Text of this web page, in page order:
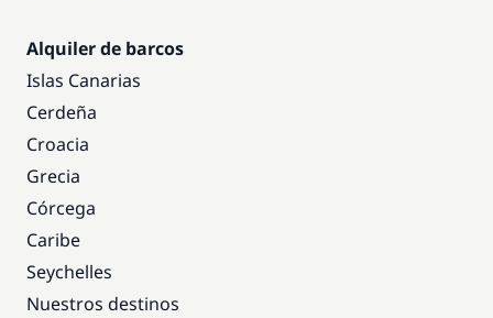
Alquiler de barcos
Islas Canarias
Cerdeña
Croacia
Grecia
Córcega
Caribe
Seychelles
Nuestros destinos